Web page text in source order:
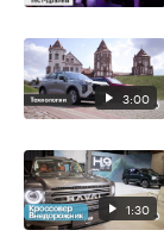
3:00
1:30